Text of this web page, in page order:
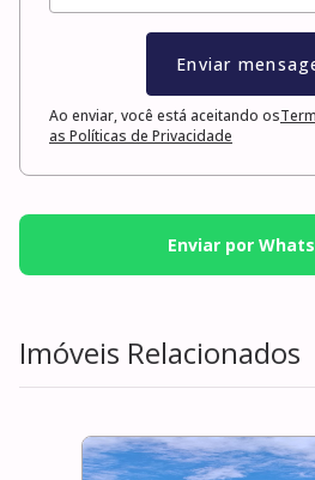
Enviar
Ao enviar, você está aceitando os
as Políticas de Privacidade
Enviar por
Imóveis Relacionados